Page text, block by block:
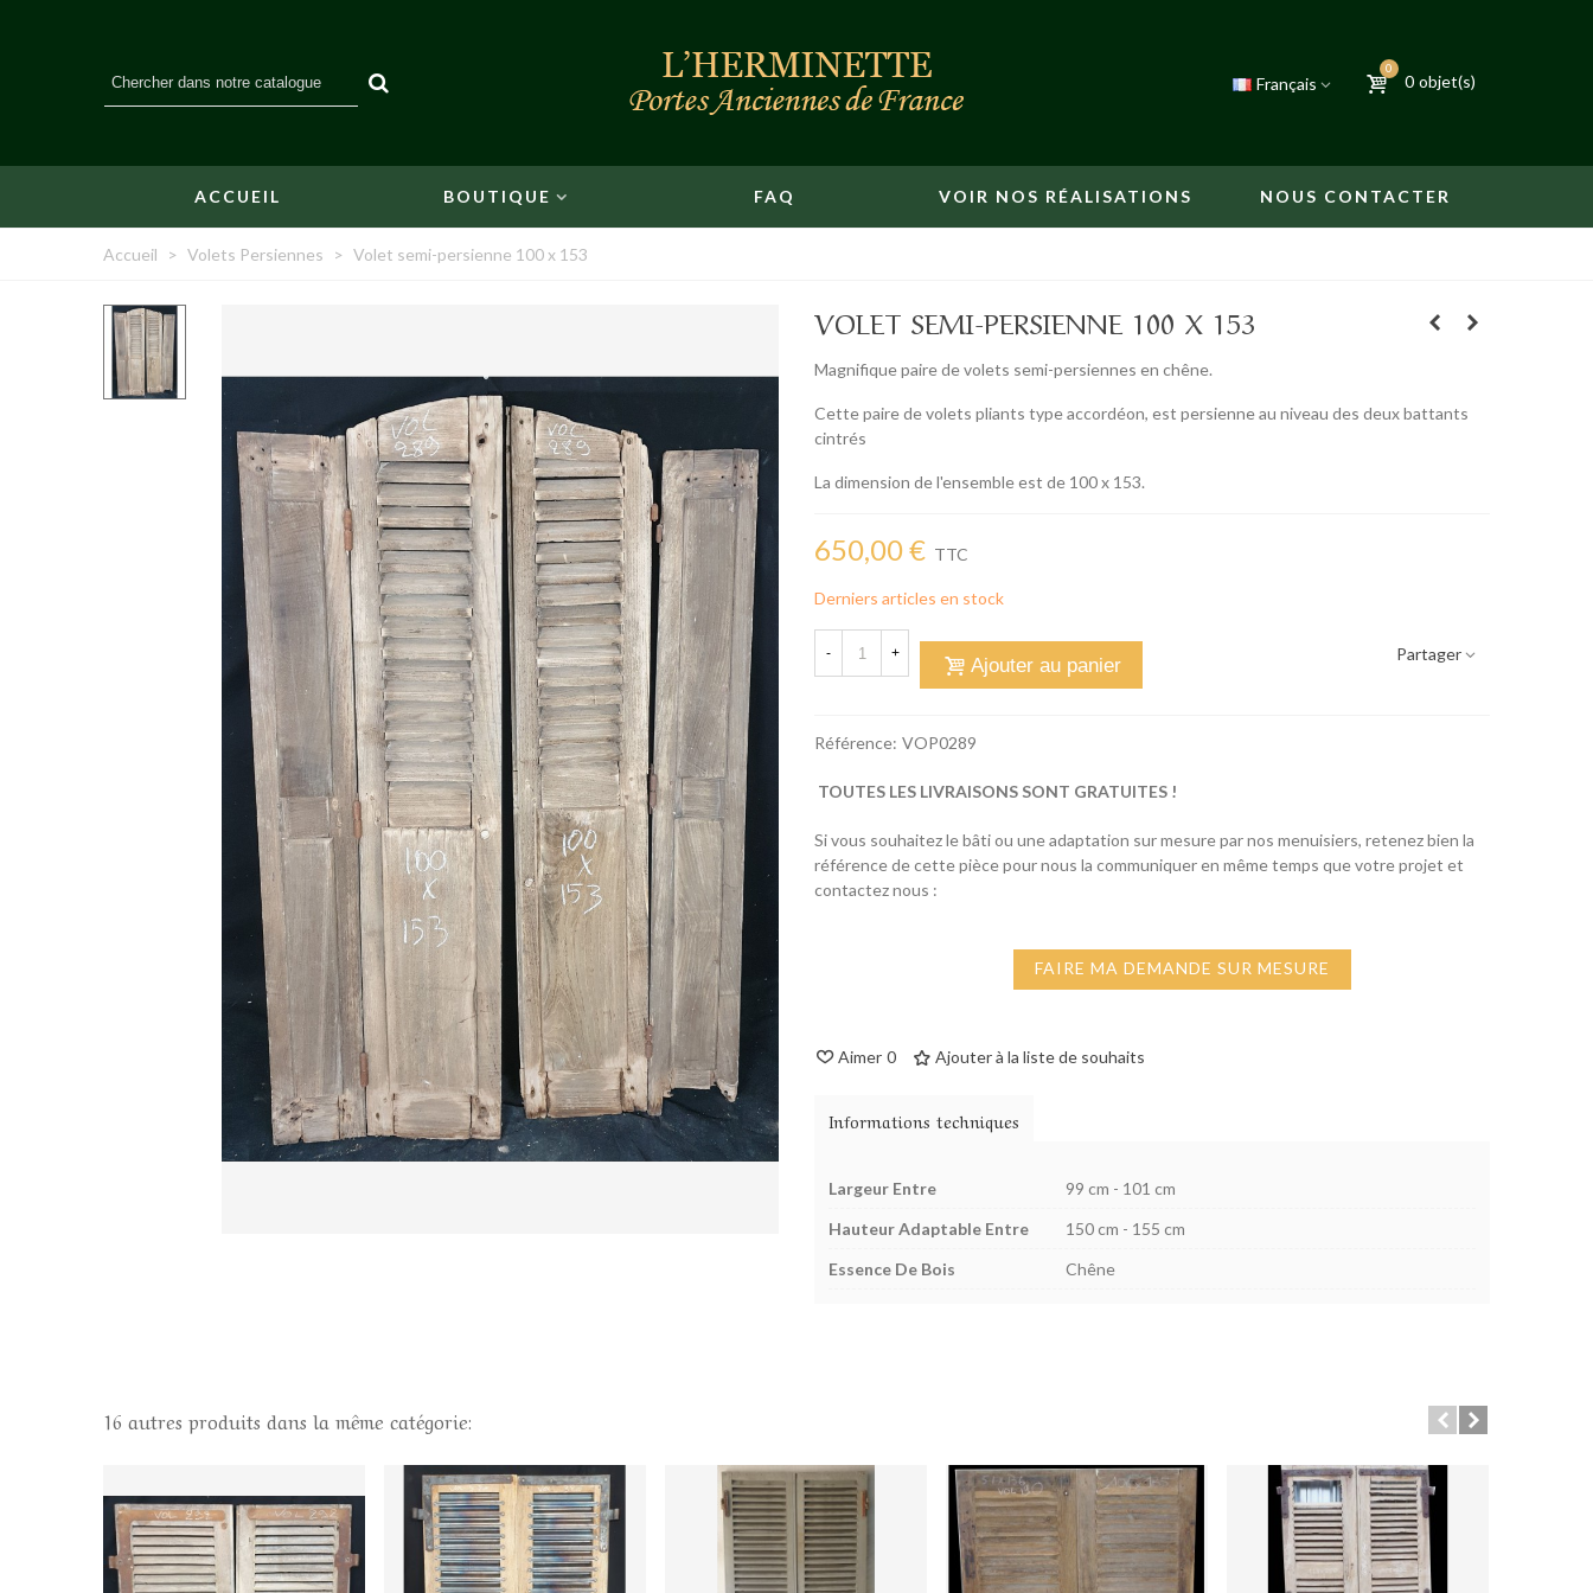
Français
0
0 objet(s)
ACCUEIL BOUTIQUE FAQ VOIR NOS RÉALISATIONS NOUS CONTACTER
Accueil > Volets Persiennes > Volet semi-persienne 100 x 153
VOLET SEMI-PERSIENNE 100 X 153
Magnifique paire de volets semi-persiennes en chêne.
Cette paire de volets pliants type accordéon, est persienne au niveau des deux battants
cintrés
La dimension de l'ensemble est de 100 x 153.
650,00 € TTC
Derniers articles en stock
- +
Ajouter au panier
Partager
Référence: VOP0289
TOUTES LES LIVRAISONS SONT GRATUITES !
Si vous souhaitez le bâti ou une adaptation sur mesure par nos menuisiers, retenez bien la
référence de cette pièce pour nous la communiquer en même temps que votre projet et
contactez nous :
FAIRE MA DEMANDE SUR MESURE
Aimer 0 Ajouter à la liste de souhaits
Informations techniques
Largeur Entre
99 cm - 101 cm
Hauteur Adaptable Entre
150 cm - 155 cm
Essence De Bois
Chêne
16 autres produits dans la même catégorie: